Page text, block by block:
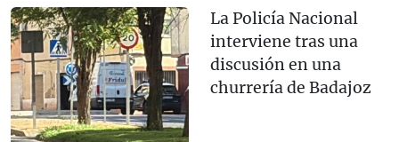
La Policía Nacional
interviene tras una
discusión en una
churrería de Badajoz